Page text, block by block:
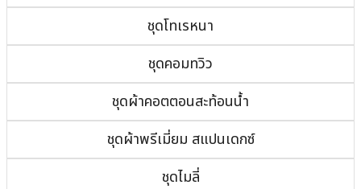
ชุดโทเรหนา
ชุดคอมทวิว
ชุดผ้าคอตตอนสะท้อนน้ำ
ชุดผ้าพรีเมี่ยม สแปนเดกซ์
ชุดไมลี่